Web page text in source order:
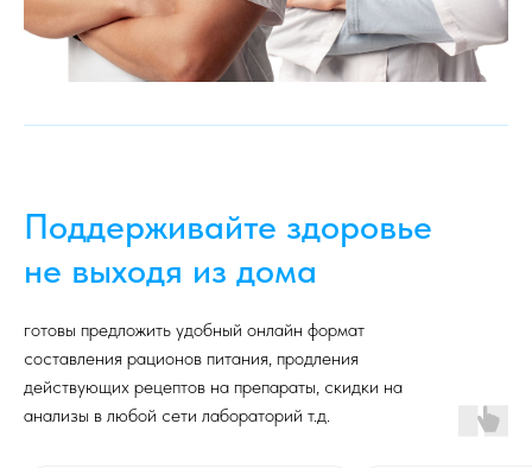
Поддерживайте здоровье
не выходя из дома
готовы предложить удобный онлайн формат
составления рационов питания, продления
действующих рецептов на препараты, скидки на
анализы в любой сети лабораторий т.д.